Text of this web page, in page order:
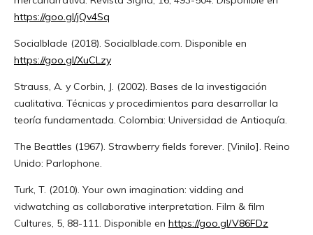
https://goo.gl/jQv4Sq
Socialblade (2018). Socialblade.com. Disponible en
https://goo.gl/XuCLzy
Strauss, A. y Corbin, J. (2002). Bases de la investigación
cualitativa. Técnicas y procedimientos para desarrollar la
teoría fundamentada. Colombia: Universidad de Antioquía.
The Beattles (1967). Strawberry fields forever. [Vinilo]. Reino
Unido: Parlophone.
Turk, T. (2010). Your own imagination: vidding and
vidwatching as collaborative interpretation. Film & film
Cultures, 5, 88-111. Disponible en https://goo.gl/V86FDz